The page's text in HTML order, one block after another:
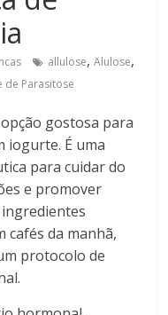
allulose,Alulose,
de Parasitose
gostosa para
iogurte. É uma
para cuidar do
e promover
cafés da manhã,
protocolo de